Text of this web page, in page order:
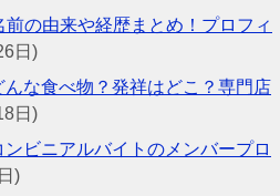
の由来や経歴まとめ！プロフィ
日)
な食べ物？発祥はどこ？専門店
日)
ビニアルバイトのメンバープロ
)